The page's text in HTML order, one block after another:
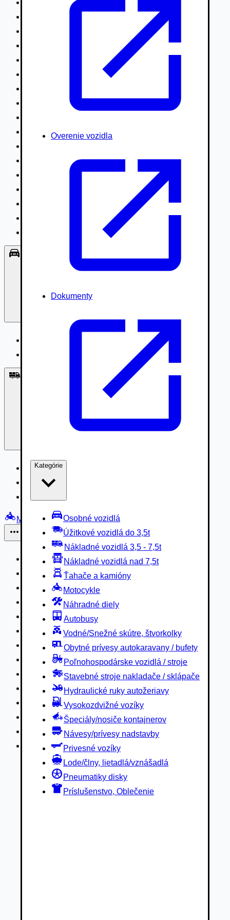
Overenie vozidla
Dokumenty
Kategórie
Osobné vozidlá
Úžitkové vozidlá do 3,5t
Nákladné vozidlá 3,5 - 7,5t
Nákladné vozidlá nad 7,5t
Ťahače a kamióny
Motocykle
Náhradné diely
Autobusy
Vodné/Snežné skútre, štvorkolky
Obytné prívesy autokaravany / bufety
Poľnohospodárske vozidlá / stroje
Stavebné stroje nakladače / sklápače
Hydraulické ruky autožeriavy
Vysokozdvižné vozíky
Špeciály/nosiče kontajnerov
Návesy/prívesy nadstavby
Privesné vozíky
Lode/člny, lietadlá/vznášadlá
Pneumatiky disky
Príslušenstvo, Oblečenie
Nákladné vozidlá nad 7,5t
Vodné/Snežné skútre, štvorkolky
Poľnohospodárske vozidlá / stroje
Hydraulické ruky autožeriavy
Špeciály/nosiče kontajnerov
Návesy/prívesy nadstavby
Lode/člny, lietadlá/vznášadlá
Príslušenstvo, Oblečenie
Nákladné vozidlá 3,5 - 7,5t
Nákladné vozidlá nad 7,5t
Motocykle
Náhradné diely
Autobusy
Vodné/Snežné skútre, štvorkolky
Obytné prívesy autokaravany / bufety
Poľnohospodárske vozidlá / stroje
Stavebné stroje nakladače / sklápače
Hydraulické ruky autožeriavy
Vysokozdvižné vozíky
Špeciály/nosiče kontajnerov
Návesy/prívesy nadstavby
Privesné vozíky
Lode/člny, lietadlá/vznášadlá
Pneumatiky disky
Príslušenstvo, Oblečenie